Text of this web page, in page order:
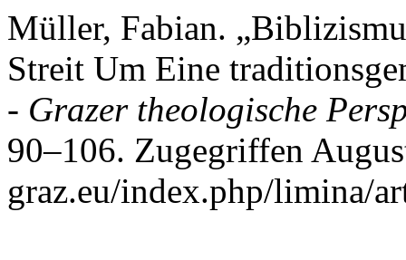
Müller, Fabian.
Streit Um Eine
- Grazer theologische
90–106. Zugegriffen
graz.eu/index.php/limina/